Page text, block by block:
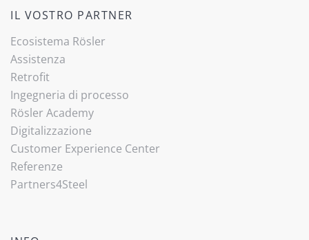
IL VOSTRO PARTNER
Ecosistema Rösler
Assistenza
Retrofit
Ingegneria di processo
Rösler Academy
Digitalizzazione
Customer Experience Center
Referenze
Partners4Steel